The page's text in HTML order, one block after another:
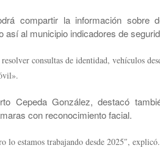
compartir la información sobre
así al municipio indicadores de
consultas de identidad, vehículos
Cepeda González, destacó
con reconocimiento facial.
lo estamos trabajando desde 2025″, explicó.